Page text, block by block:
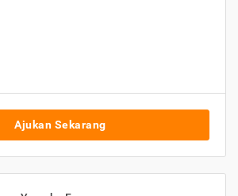
Ajukan Sekarang